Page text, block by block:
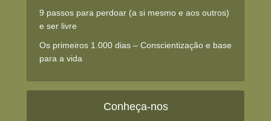
9 passos para perdoar (a si mesmo e aos outros)
e ser livre
Os primeiros 1.000 dias – Conscientização e base
para a vida
Conheça-nos